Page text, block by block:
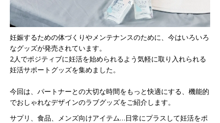
妊娠するための体づくりやメンテナンスのために、今はいろいろ
なグッズが発売されています。
2人でポジティブに妊活を始められるよう気軽に取り入れられる
妊活サポートグッズを集めました。
今回は、パートナーとの大切な時間をもっと快適にする、機能的
でおしゃれなデザインのラブグッズをご紹介します。
サプリ、食品、メンズ向けアイテム…日常にプラスして妊活をポ